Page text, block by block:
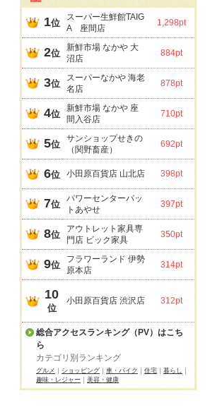
1位
スーパー生鮮館TAIG
A 座間店
1,298pt
2位
新鮮市場 なかや 大
沼店
884pt
3位
スーパーなかや 海老
名店
878pt
4位
新鮮市場 なかや 座
間入谷店
710pt
5位
サンショップせきの
（関野畜産）
692pt
6位 小田原百貨店 山北店 398pt
7位
パワーセンターパッ
トあやせ
397pt
8位
アウトレット家具専
門店 ビック家具
350pt
9位
フラワーランド 伊勢
原本店
314pt
10
位
小田原百貨店 渋沢店 312pt
総合アクセスランキング（PV）はこち
ら
カテゴリ別ランキング
グルメ ショッピング 車・バイク 住宅 暮らし
趣味・レジャー
美容・健康